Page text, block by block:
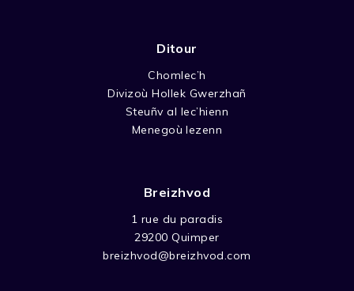
Ditour
Chomlec’h
Divizoù Hollek Gwerzhañ
Steuñv al lec’hienn
Menegoù lezenn
Breizhvod
1 rue du paradis
29200 Quimper
breizhvod@breizhvod.com